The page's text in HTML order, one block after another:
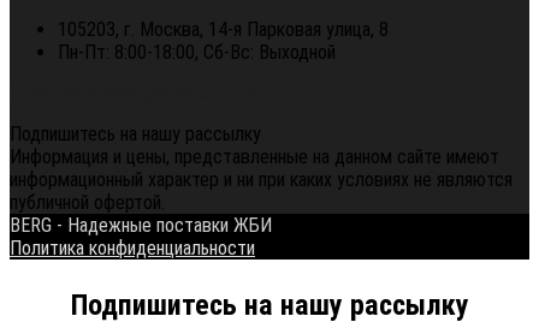
105203, г. Москва, 14-я Парковая улица, 8
Пн-Пт: 8:00-18:00, Сб-Вс: Выходной
Подпишитесь на нашу рассылку
Информация и цены, представленные на данном сайте имеют
информационный характер и ни при каких условиях не являются
публичной офертой.
BERG - Надежные поставки ЖБИ
Политика конфиденциальности
Подпишитесь на нашу рассылку